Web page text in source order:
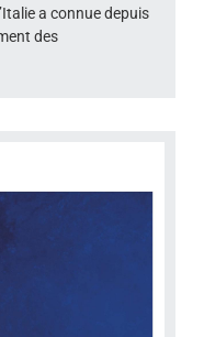
a connue depuis
des